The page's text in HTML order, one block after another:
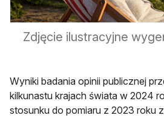
Zdjęcie ilustracyjne
Wyniki badania opinii publicznej
kilkunastu krajach świata w 2024
stosunku do pomiaru z 2023 roku